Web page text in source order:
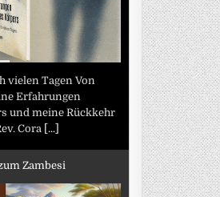
vielen Tagen Von
Erfahrungen
und meine Rückkehr
Cora [...]
Zambesi